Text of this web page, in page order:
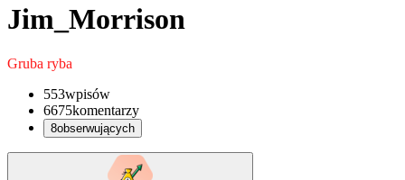
Jim_Morrison
Gruba ryba
553wpisów
6675komentarzy
8obserwujących